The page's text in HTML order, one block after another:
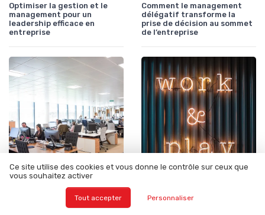
Optimiser la gestion et le
management pour un
leadership efficace en
entreprise
Comment le management
délégatif transforme la
prise de décision au sommet
de l’entreprise
•
Présentation entreprise :
valoriser l'identité et la
Comment les valeurs
Ce site utilise des cookies et vous donne le contrôle sur ceux que
vous souhaitez activer
Tout accepter Personnaliser